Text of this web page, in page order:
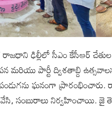
ఢిల్లీలో సీఎం కేసీఆర్
మరియు పార్టీ ద్విశతాబ్ది
ఘనంగా
సంబురాలు